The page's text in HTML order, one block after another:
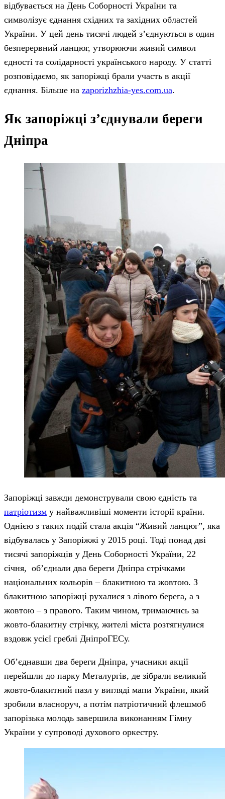
відбувається на День Соборності України та
символізує єднання східних та західних областей
України. У цей день тисячі людей з’єднуються в один
безперервний ланцюг, утворюючи живий символ
єдності та солідарності українського народу. У статті
розповідаємо, як запоріжці брали участь в акції
єднання. Більше на zaporizhzhia-yes.com.ua.
Як запоріжці з’єднували береги
Дніпра
Запоріжці завжди демонстрували свою єдність та
патріотизм у найважливіші моменти історії країни.
Однією з таких подій стала акція “Живий ланцюг”, яка
відбувалась у Запоріжжі у 2015 році. Тоді понад дві
тисячі запоріжців у День Соборності України, 22
січня, об’єднали два береги Дніпра стрічками
національних кольорів – блакитною та жовтою. З
блакитною запоріжці рухалися з лівого берега, а з
жовтою – з правого. Таким чином, тримаючись за
жовто-блакитну стрічку, жителі міста розтягнулися
вздовж усієї греблі ДніпроГЕСу.
Об’єднавши два береги Дніпра, учасники акції
перейшли до парку Металургів, де зібрали великий
жовто-блакитний пазл у вигляді мапи України, який
зробили власноруч, а потім патріотичний флешмоб
запорізька молодь завершила виконанням Гімну
України у супроводі духового оркестру.